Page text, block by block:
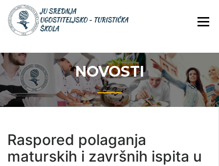
Skip
content
JU SREDNJA
NOVOSTI
Raspored polaganja
maturskih i završnih ispita u